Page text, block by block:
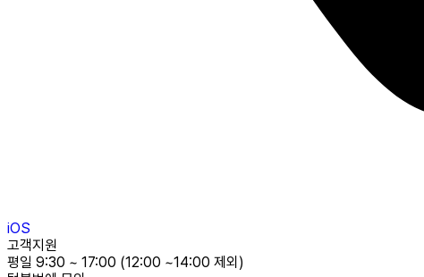
iOS
고객지원
평일 9:30 ~ 17:00 (12:00 ~14:00 제외)